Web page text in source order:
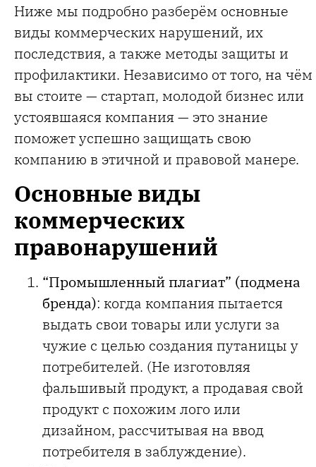
Ниже мы подробно разберём основные
виды коммерческих нарушений, их
последствия, а также методы защиты и
профилактики. Независимо от того, на чём
вы стоите — стартап, молодой бизнес или
устоявшаяся компания — это знание
поможет успешно защищать свою
компанию в этичной и правовой манере.
Основные виды
коммерческих
правонарушений
“Промышленный плагиат” (подмена
бренда): когда компания пытается
выдать свои товары или услуги за
чужие с целью создания путаницы у
потребителей. (Не изготовляя
фальшивый продукт, а продавая свой
продукт с похожим лого или
дизайном, рассчитывая на ввод
потребителя в заблуждение).